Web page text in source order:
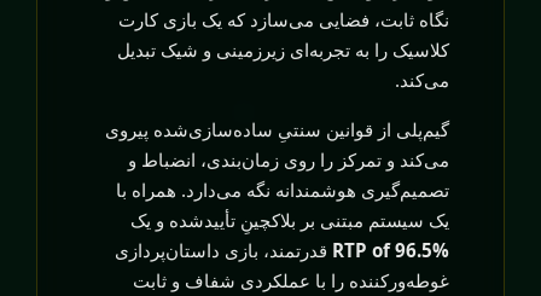
نگاه ثابت، فضایی می‌سازد که یک بازی کارت
کلاسیک را به تجربه‌ای زیرزمینی و شیک تبدیل
می‌کند.
گیم‌پلی از قوانین سنتیِ ساده‌سازی‌شده پیروی
می‌کند و تمرکز را روی زمان‌بندی، انضباط و
تصمیم‌گیری هوشمندانه نگه می‌دارد. همراه با
یک سیستم مبتنی بر بلاکچینِ تأییدشده و یک
RTP of 96.5% قدرتمند، بازی داستان‌پردازی
غوطه‌ورکننده را با عملکردی شفاف و ثابت